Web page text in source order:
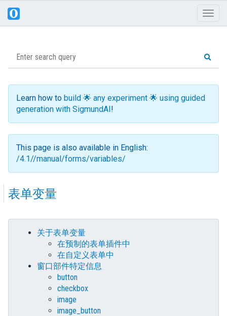
Learn how to build 🌟 any experiment 🌟 using guided
generation with SigmundAI!
This page is also available in English:
/4.1//manual/forms/variables/
表单变量
关于表单变量
在预制的表单插件中
在自定义表单中
窗口部件特定信息
button
checkbox
image
image_button